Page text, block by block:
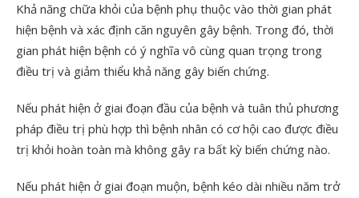
Khả năng chữa khỏi của bệnh phụ thuộc vào thời gian phát
hiện bệnh và xác định căn nguyên gây bệnh. Trong đó, thời
gian phát hiện bệnh có ý nghĩa vô cùng quan trọng trong
điều trị và giảm thiểu khả năng gây biến chứng.
Nếu phát hiện ở giai đoạn đầu của bệnh và tuân thủ phương
pháp điều trị phù hợp thì bệnh nhân có cơ hội cao được điều
trị khỏi hoàn toàn mà không gây ra bất kỳ biến chứng nào.
Nếu phát hiện ở giai đoạn muộn, bệnh kéo dài nhiều năm trở